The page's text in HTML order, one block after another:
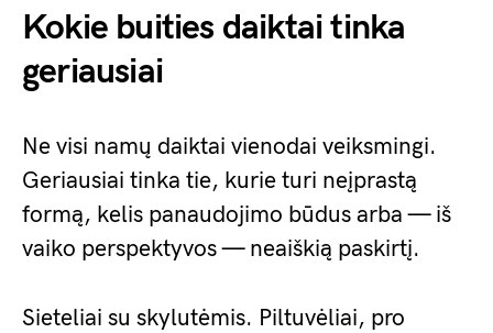
Kokie buities daiktai tinka
geriausiai
Ne visi namų daiktai vienodai veiksmingi.
Geriausiai tinka tie, kurie turi neįprastą
formą, kelis panaudojimo būdus arba — iš
vaiko perspektyvos — neaiškią paskirtį.
Sieteliai su skylutėmis. Piltuvėliai, pro